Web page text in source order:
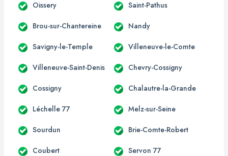
Oissery Saint-Pathus
Brou-sur-Chantereine Nandy
Savigny-le-Temple Villeneuve-le-Comte
Villeneuve-Saint-Denis Chevry-Cossigny
Cossigny Chalautre-la-Grande
Léchelle 77 Melz-sur-Seine
Sourdun Brie-Comte-Robert
Coubert Servon 77